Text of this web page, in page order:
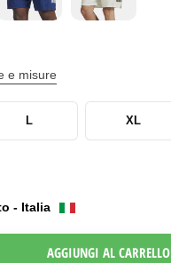
e misure
L XL
- Italia
AGGIUNGI AL CARRELLO